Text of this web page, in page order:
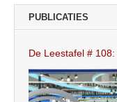
PUBLICATIES